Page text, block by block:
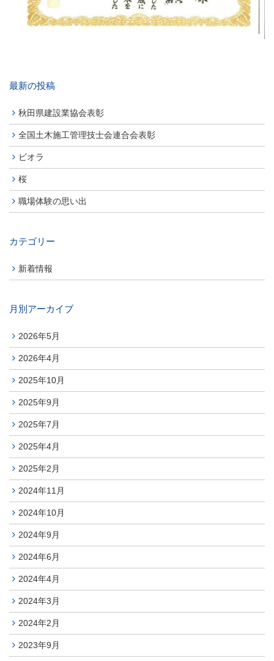
最新の投稿
秋田県建設業協会表彰
全国土木施工管理技士会連合会表彰
ビオラ
桜
職場体験の思い出
カテゴリー
新着情報
月別アーカイブ
2026年5月
2026年4月
2025年10月
2025年9月
2025年7月
2025年4月
2025年2月
2024年11月
2024年10月
2024年9月
2024年6月
2024年4月
2024年3月
2024年2月
2023年9月